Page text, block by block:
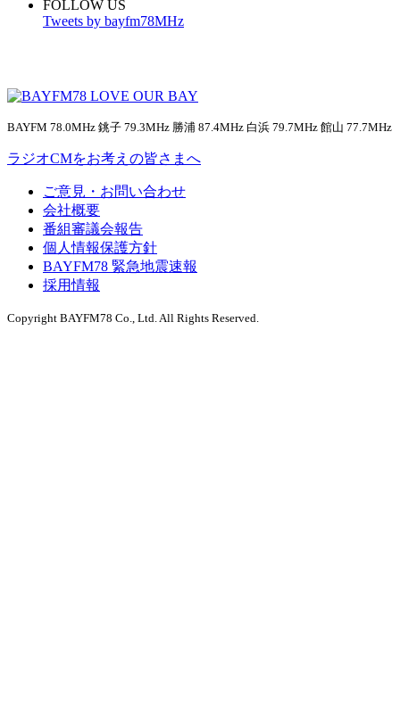
FOLLOW US
Tweets by bayfm78MHz
BAYFM 78.0MHz 銚子 79.3MHz 勝浦 87.4MHz 白浜 79.7MHz 館山 77.7MHz
ラジオCMをお考えの皆さまへ
ご意見・お問い合わせ
会社概要
番組審議会報告
個人情報保護方針
BAYFM78 緊急地震速報
採用情報
Copyright BAYFM78 Co., Ltd. All Rights Reserved.